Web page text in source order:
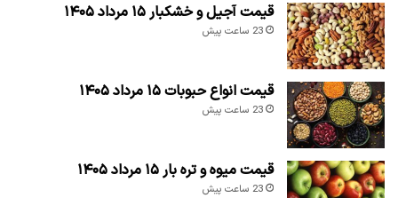
قیمت آجیل و خشکبار ۱۵ مرداد ۱۴۰۵
23 ساعت پیش
قیمت انواع حبوبات ۱۵ مرداد ۱۴۰۵
23 ساعت پیش
قیمت میوه و تره بار ۱۵ مرداد ۱۴۰۵
23 ساعت پیش